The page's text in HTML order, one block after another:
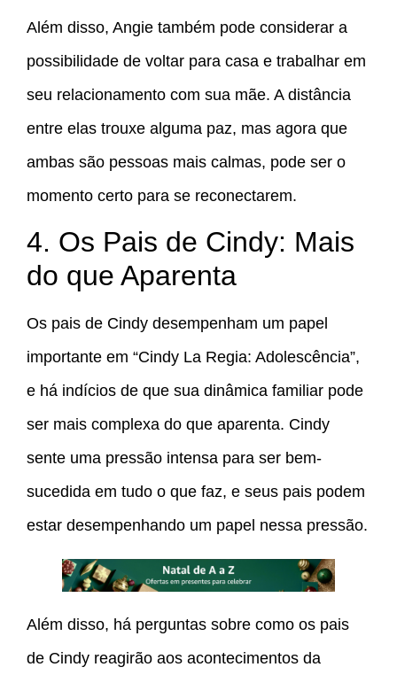
Além disso, Angie também pode considerar a
possibilidade de voltar para casa e trabalhar em
seu relacionamento com sua mãe. A distância
entre elas trouxe alguma paz, mas agora que
ambas são pessoas mais calmas, pode ser o
momento certo para se reconectarem.
4. Os Pais de Cindy: Mais
do que Aparenta
Os pais de Cindy desempenham um papel
importante em “Cindy La Regia: Adolescência”,
e há indícios de que sua dinâmica familiar pode
ser mais complexa do que aparenta. Cindy
sente uma pressão intensa para ser bem-
sucedida em tudo o que faz, e seus pais podem
estar desempenhando um papel nessa pressão.
Além disso, há perguntas sobre como os pais
de Cindy reagirão aos acontecimentos da